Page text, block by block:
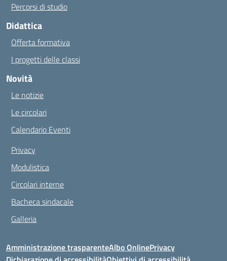
Percorsi di studio
Didattica
Offerta formativa
I progetti delle classi
Novità
Le notizie
Le circolari
Calendario Eventi
Privacy
Modulistica
Circolari interne
Bacheca sindacale
Galleria
Amministrazione trasparenteAlbo OnlinePrivacy